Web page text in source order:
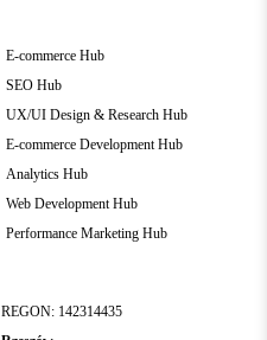
E-commerce Hub
SEO Hub
UX/UI Design & Research Hub
E-commerce Development Hub
Analytics Hub
Web Development Hub
Performance Marketing Hub
REGON: 142314435